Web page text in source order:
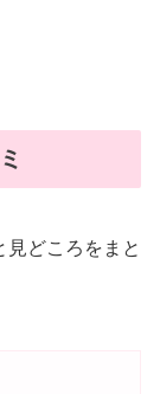
どころをまと